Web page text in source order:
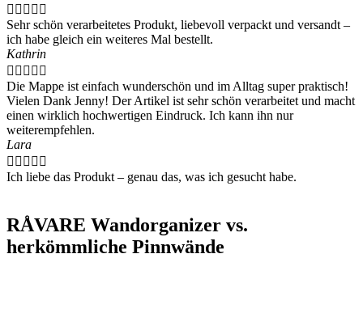
    
Sehr schön verarbeitetes Produkt, liebevoll verpackt und versandt –
ich habe gleich ein weiteres Mal bestellt.
Kathrin
    
Die Mappe ist einfach wunderschön und im Alltag super praktisch!
Vielen Dank Jenny! Der Artikel ist sehr schön verarbeitet und macht
einen wirklich hochwertigen Eindruck. Ich kann ihn nur
weiterempfehlen.
Lara
    
Ich liebe das Produkt – genau das, was ich gesucht habe.
RÅVARE Wandorganizer vs.
herkömmliche Pinnwände